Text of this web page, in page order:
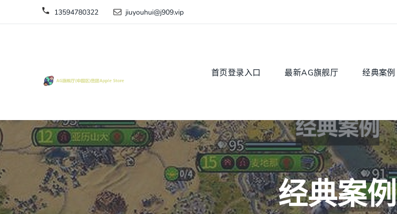
13594780322 jiuyouhui@j909.vip
首页登录入口 最新AG旗舰厅 经典案例
经典案例